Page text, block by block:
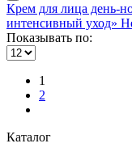
Крем для лица день-
интенсивный уход»
Показывать по:
1
2
Каталог